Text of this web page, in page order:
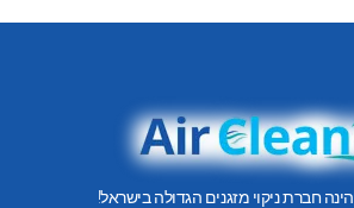
חברת Air Clean הינה חברת ניקוי מזגנים הגדולה בישראל!